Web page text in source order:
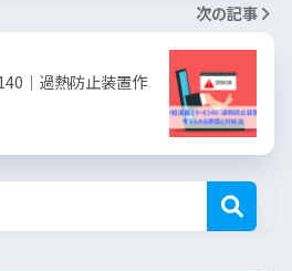
次の記事
｜過熱防止装置作